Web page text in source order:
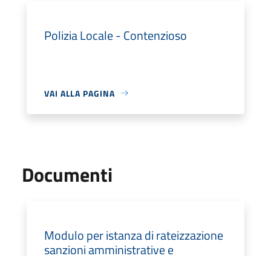
Polizia Locale - Contenzioso
VAI ALLA PAGINA
Documenti
Modulo per istanza di rateizzazione
sanzioni amministrative e